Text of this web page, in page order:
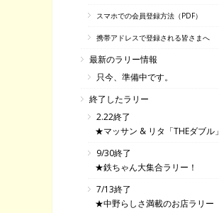
スマホでの会員登録方法（PDF）
携帯アドレスで登録される皆さまへ
最新のラリー情報
只今、準備中です。
終了したラリー
2.22終了
★マッサン & リタ「THEダブル」
9/30終了
★鉄ちゃん大集合ラリー！
7/13終了
★中野らしさ満載のお店ラリー